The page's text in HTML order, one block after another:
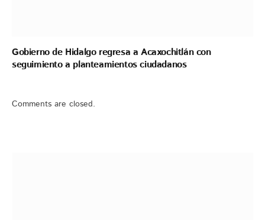
Gobierno de Hidalgo regresa a Acaxochitlán con
seguimiento a planteamientos ciudadanos
Comments are closed.